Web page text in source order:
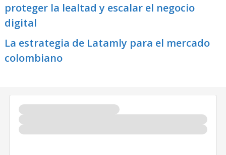
proteger la lealtad y escalar el negocio
digital
La estrategia de Latamly para el mercado
colombiano